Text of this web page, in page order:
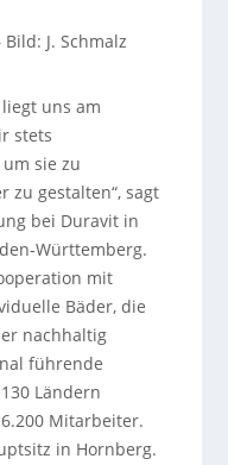
Bild: J. Schmalz
uns am
stets
sie zu
zu gestalten“, sagt
bei Duravit in
Württemberg.
mit
Bäder, die
nachhaltig
führende
Ländern
Mitarbeiter.
in Hornberg.